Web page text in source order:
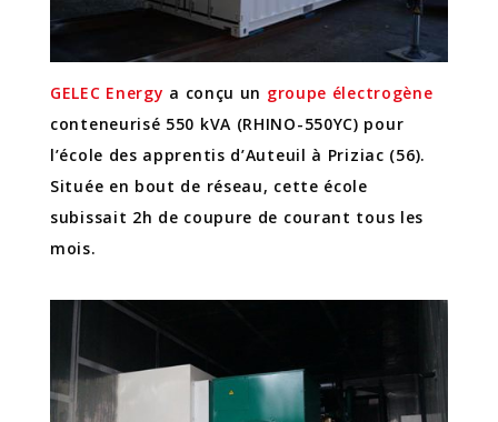
GELEC Energy a conçu un groupe électrogène
conteneurisé 550 kVA (RHINO-550YC) pour
l’école des apprentis d’Auteuil à Priziac (56).
Située en bout de réseau, cette école
subissait 2h de coupure de courant tous les
mois.